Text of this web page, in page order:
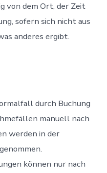
von dem Ort, der Zeit
sofern sich nicht aus
anderes ergibt.
durch Buchung
manuell nach
werden in der
können nur nach